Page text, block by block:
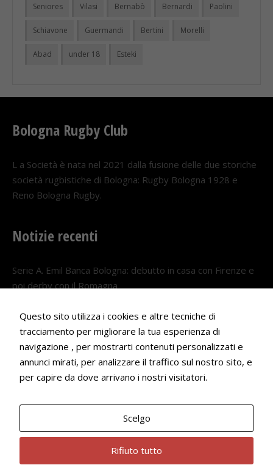
Seniores Vilasi Bernabò Bernardi Paolini
Schiavone Guermandi Bertini Morelli
Abad under 18 Esteki
Bologna Rugby Club
L a Società è nata nel 2021 dalla fusione delle due storiche
società rugbistiche di Bologna: Rugby Bologna 1928 e
Reno Bologna Rugby.
Notizie recenti
Serie A. Emil Banca Bologna: debutto in casa con Firenze e
poi derby con il Romagna
Serie A. Il Bologna nel girone veneto
29 LUGLIO 2026
Francesco Andrei convocato al Camp estivo della nazionale
22 LUGLIO 2026
Bologna Rugby Club ASD P.IVA 03972091205
Questo sito utilizza i cookies e altre tecniche di
tracciamento per migliorare la tua esperienza di
navigazione , per mostrarti contenuti personalizzati e
annunci mirati, per analizzare il traffico sul nostro sito, e
per capire da dove arrivano i nostri visitatori.
Scelgo
Rifiuto tutto